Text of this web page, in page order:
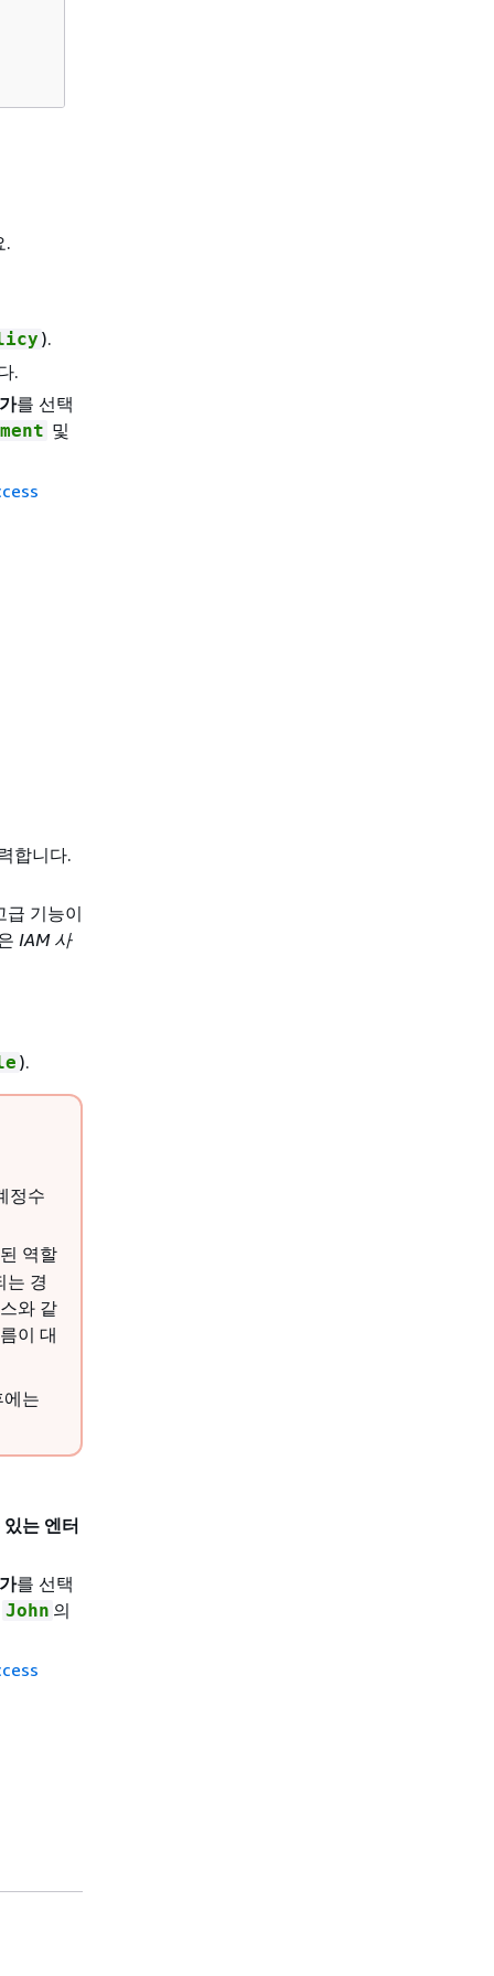
.
).
.
를 선택
및
합니다.
급 기능이
IAM 사
).
정수
역할
는 경
와 같
이 대
는
는 엔터
를 선택
John 의